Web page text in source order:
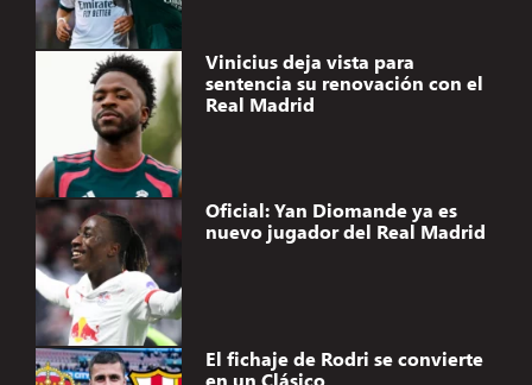
Vinicius deja vista para
sentencia su renovación con el
Real Madrid
Oficial: Yan Diomande ya es
nuevo jugador del Real Madrid
El fichaje de Rodri se convierte
en un Clásico